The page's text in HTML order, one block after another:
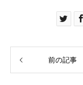
前の記事